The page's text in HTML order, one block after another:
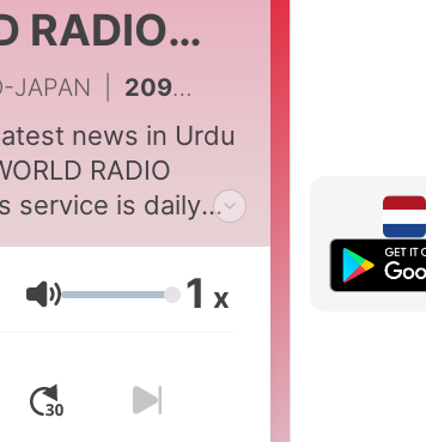
RADIO
JAPAN 2092 - NHK WORLD RADIO JAPAN - Urdu News at 01:00 (JST), August 07
news in Urdu
RADIO
service is daily
more information,
nhkworld/.
Volume 1 x